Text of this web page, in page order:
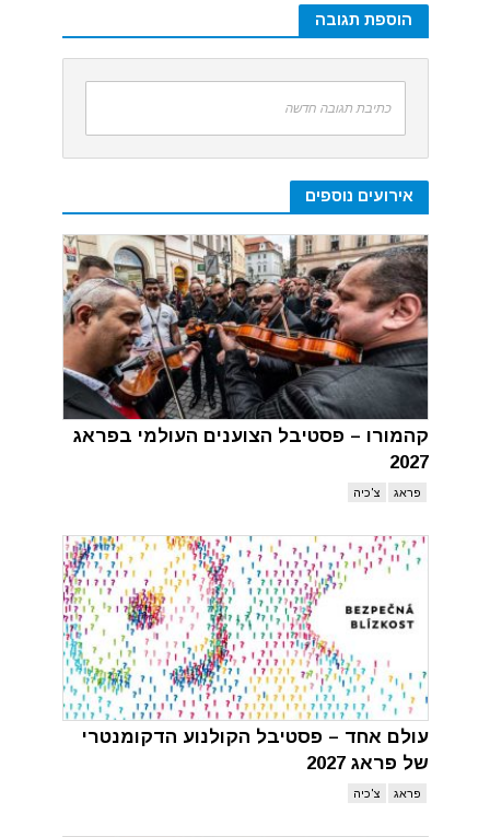
הוספת תגובה
כתיבת תגובה חדשה
אירועים נוספים
קהמורו – פסטיבל הצוענים העולמי בפראג
2027
פראג צ'כיה
עולם אחד – פסטיבל הקולנוע הדקומנטרי
של פראג 2027
פראג צ'כיה